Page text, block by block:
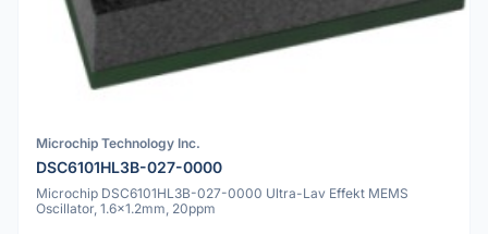
Microchip Technology Inc.
DSC6101HL3B-027-0000
Microchip DSC6101HL3B-027-0000 Ultra-Lav Effekt MEMS
Oscillator, 1.6x1.2mm, 20ppm